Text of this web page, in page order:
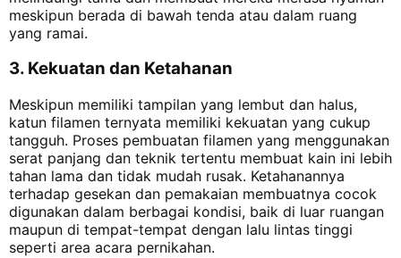
meskipun berada di bawah tenda atau dalam ruang
yang ramai.
3. Kekuatan dan Ketahanan
Meskipun memiliki tampilan yang lembut dan halus,
katun filamen ternyata memiliki kekuatan yang cukup
tangguh. Proses pembuatan filamen yang menggunakan
serat panjang dan teknik tertentu membuat kain ini lebih
tahan lama dan tidak mudah rusak. Ketahanannya
terhadap gesekan dan pemakaian membuatnya cocok
digunakan dalam berbagai kondisi, baik di luar ruangan
maupun di tempat-tempat dengan lalu lintas tinggi
seperti area acara pernikahan.